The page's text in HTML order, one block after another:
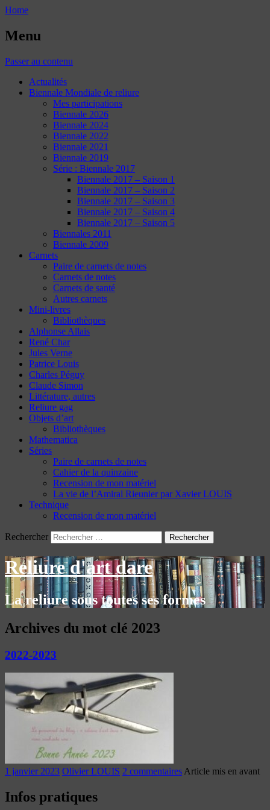
Home
Menu
Passer au contenu
Actualités
Biennale Mondiale de reliure
Mes participations
Biennale 2026
Biennale 2024
Biennale 2022
Biennale 2021
Biennale 2019
Série : Biennale 2017
Biennale 2017 – Saison 1
Biennale 2017 – Saison 2
Biennale 2017 – Saison 3
Biennale 2017 – Saison 4
Biennale 2017 – Saison 5
Biennales 2011
Biennale 2009
Carnets
Paire de carnets de notes
Carnets de notes
Carnets de santé
Autres carnets
Mini-livres
Bibliothèques
Alphonse Allais
René Char
Jules Verne
Patrice Louis
Charles Péguy
Claude Simon
Littérature, autres
Reliure gag
Objets d’art
Bibliothèques
Mathematica
Séries
Paire de carnets de notes
Cahier de la quinzaine
Recension de mon matériel
La vie de l’Amiral Rieunier par Xavier LOUIS
Technique
Recension de mon matériel
Rechercher
Reliure d'art dare
La reliure sous toutes ses formes
Archives du mot clé 2023
2022-2023
1 janvier 2023 Olivier LOUIS 2 commentaires Article mis en avant
Infos pratiques